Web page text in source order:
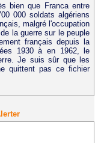
bien que Franca entre
000 soldats algériens
malgré l'occupation
la guerre sur le peuple
français depuis la
1930 à en 1962, le
Je suis sûr que les
quittent pas ce fichier